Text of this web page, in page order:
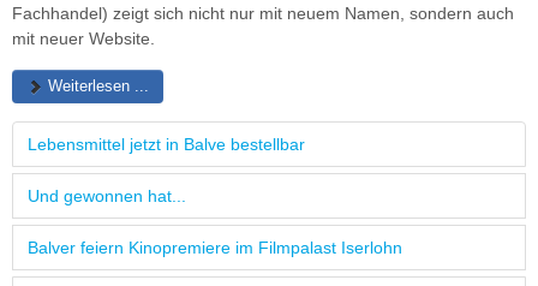
Fachhandel) zeigt sich nicht nur mit neuem Namen, sondern auch
mit neuer Website.
Weiterlesen ...
Lebensmittel jetzt in Balve bestellbar
Und gewonnen hat...
Balver feiern Kinopremiere im Filmpalast Iserlohn